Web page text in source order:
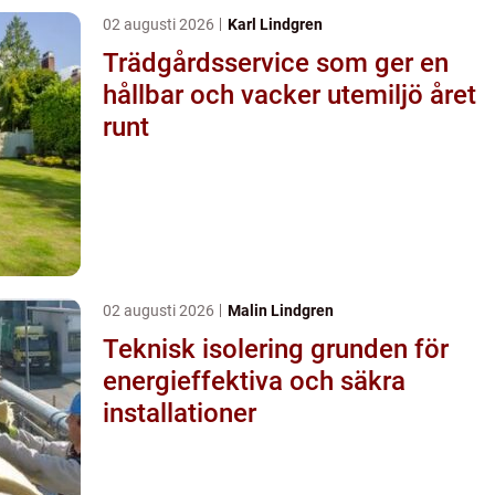
02 augusti 2026 Karl Lindgren
Trädgårdsservice som ger en
hållbar och vacker utemiljö året
runt
02 augusti 2026 Malin Lindgren
Teknisk isolering grunden för
energieffektiva och säkra
installationer